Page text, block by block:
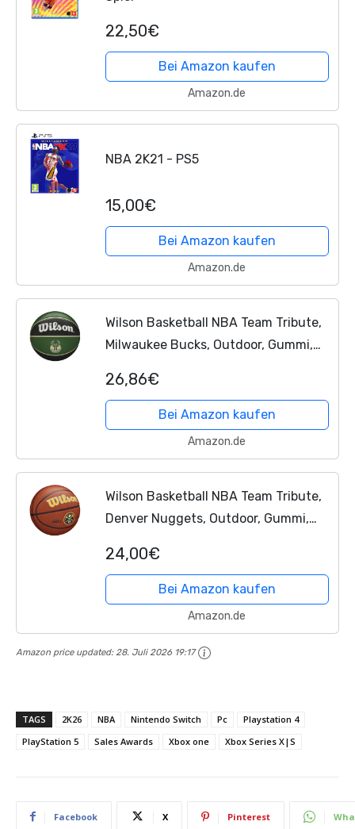
22,50€
Bei Amazon kaufen
Amazon.de
NBA 2K21 - PS5
15,00€
Bei Amazon kaufen
Amazon.de
Wilson Basketball NBA Team Tribute,
Milwaukee Bucks, Outdoor, Gummi,
26,86€
Bei Amazon kaufen
Amazon.de
Wilson Basketball NBA Team Tribute,
Denver Nuggets, Outdoor, Gummi,
24,00€
Bei Amazon kaufen
Amazon.de
Amazon price updated:28. Juli 2026 19:17
TAGS 2K26 NBA Nintendo Switch Pc
Playstation 4
PlayStation 5
Sales Awards Xbox one Xbox Series X|S
Facebook X Pinterest